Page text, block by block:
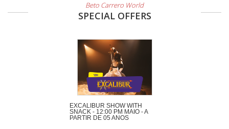
Beto Carrero World
SPECIAL OFFERS
EXCALIBUR SHOW WITH
SNACK - 12:00 PM MAIO - A
PARTIR DE 05 ANOS